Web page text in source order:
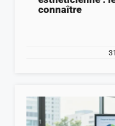
connaître